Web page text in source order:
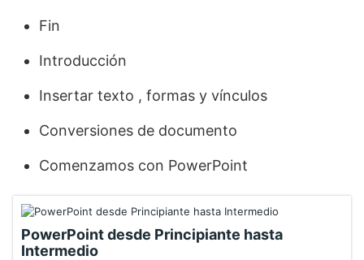
Fin
Introducción
Insertar texto , formas y vínculos
Conversiones de documento
Comenzamos con PowerPoint
PowerPoint desde Principiante hasta
Intermedio